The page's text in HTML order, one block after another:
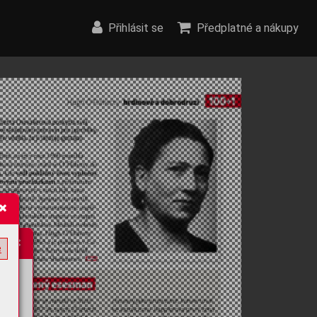
Přihlásit se Předplatné a nákupy